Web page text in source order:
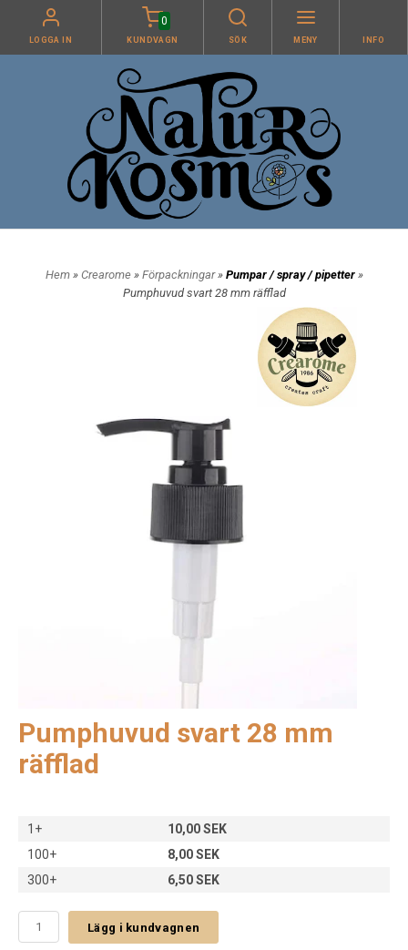
LOGGA IN
0
KUNDVAGN SÖK MENY INFO
Hem» Crearome » Förpackningar» Pumpar / spray / pipetter »
Pumphuvud svart 28 mm räfflad
Pumphuvud svart 28 mm
räfflad
1+
10,00 SEK
100+
8,00 SEK
300+
6,50 SEK
Lägg i kundvagnen